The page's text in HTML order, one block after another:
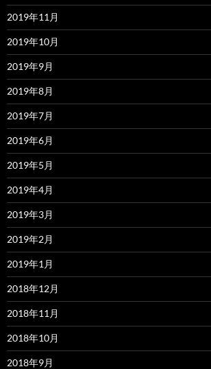
2019年11月
2019年10月
2019年9月
2019年8月
2019年7月
2019年6月
2019年5月
2019年4月
2019年3月
2019年2月
2019年1月
2018年12月
2018年11月
2018年10月
2018年9月